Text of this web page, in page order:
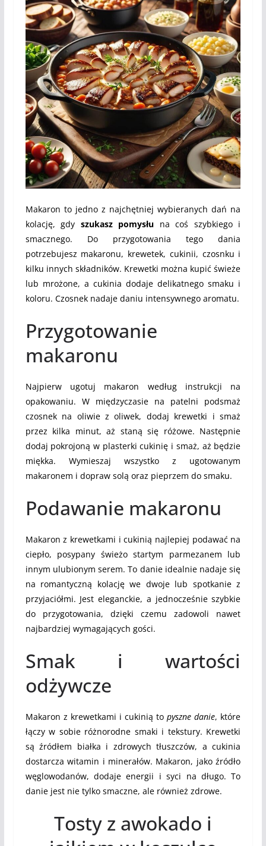
Makaron to jedno z najchętniej wybieranych dań na
kolację, gdy szukasz pomysłu na coś szybkiego i
smacznego. Do przygotowania tego dania
potrzebujesz makaronu, krewetek, cukinii, czosnku i
kilku innych składników. Krewetki można kupić świeże
lub mrożone, a cukinia dodaje delikatnego smaku i
koloru. Czosnek nadaje daniu intensywnego aromatu.
Przygotowanie
makaronu
Najpierw ugotuj makaron według instrukcji na
opakowaniu. W międzyczasie na patelni podsmaż
czosnek na oliwie z oliwek, dodaj krewetki i smaż
przez kilka minut, aż staną się różowe. Następnie
dodaj pokrojoną w plasterki cukinię i smaż, aż będzie
miękka. Wymieszaj wszystko z ugotowanym
makaronem i dopraw solą oraz pieprzem do smaku.
Podawanie makaronu
Makaron z krewetkami i cukinią najlepiej podawać na
ciepło, posypany świeżo startym parmezanem lub
innym ulubionym serem. To danie idealnie nadaje się
na romantyczną kolację we dwoje lub spotkanie z
przyjaciółmi. Jest eleganckie, a jednocześnie szybkie
do przygotowania, dzięki czemu zadowoli nawet
najbardziej wymagających gości.
Smak i wartości
odżywcze
Makaron z krewetkami i cukinią topyszne danie, które
łączy w sobie różnorodne smaki i tekstury. Krewetki
są źródłem białka i zdrowych tłuszczów, a cukinia
dostarcza witamin i minerałów. Makaron, jako źródło
węglowodanów, dodaje energii i syci na długo. To
danie jest nie tylko smaczne, ale również zdrowe.
Tosty z awokado i